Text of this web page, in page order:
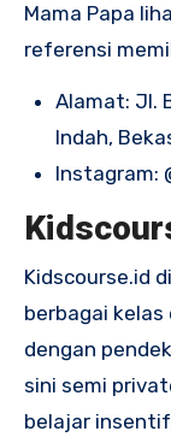
Mama Papa
referensi
Alamat: Jl.
Indah,
Instagram:
Kidscourse.id
berbagai
dengan
sini semi
belajar